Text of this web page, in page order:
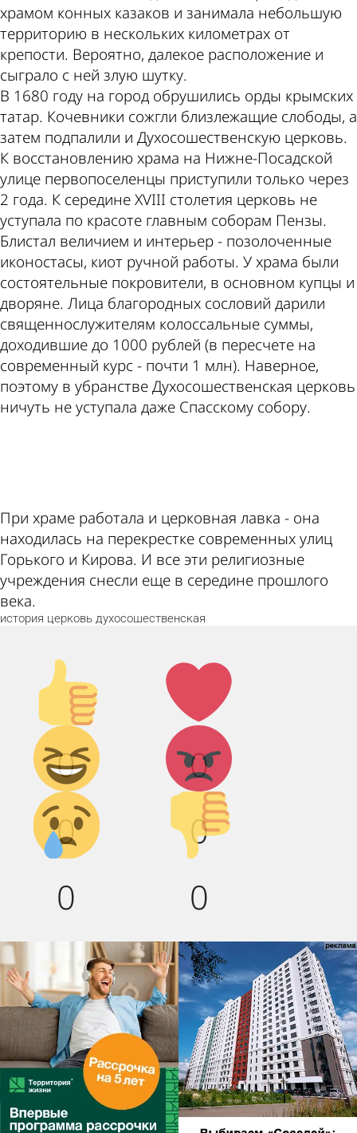
храмом конных казаков и занимала небольшую
территорию в нескольких километрах от
крепости. Вероятно, далекое расположение и
сыграло с ней злую шутку.
В 1680 году на город обрушились орды крымских
татар. Кочевники сожгли близлежащие слободы, а
затем подпалили и Духосошественскую церковь.
К восстановлению храма на Нижне-Посадской
улице первопоселенцы приступили только через
2 года. К середине XVIII столетия церковь не
уступала по красоте главным соборам Пензы.
Блистал величием и интерьер - позолоченные
иконостасы, киот ручной работы. У храма были
состоятельные покровители, в основном купцы и
дворяне. Лица благородных сословий дарили
священнослужителям колоссальные суммы,
доходившие до 1000 рублей (в пересчете на
современный курс - почти 1 млн). Наверное,
поэтому в убранстве Духосошественская церковь
ничуть не уступала даже Спасскому собору.
При храме работала и церковная лавка - она
находилась на перекрестке современных улиц
Горького и Кирова. И все эти религиозные
учреждения снесли еще в середине прошлого
века.
история церковь духосошественская
Палец
вверх!
0
Лайк!
0
Дикий
смех!
0
Агрессия!
0
Грусть :(
0
Палец
вниз!
0